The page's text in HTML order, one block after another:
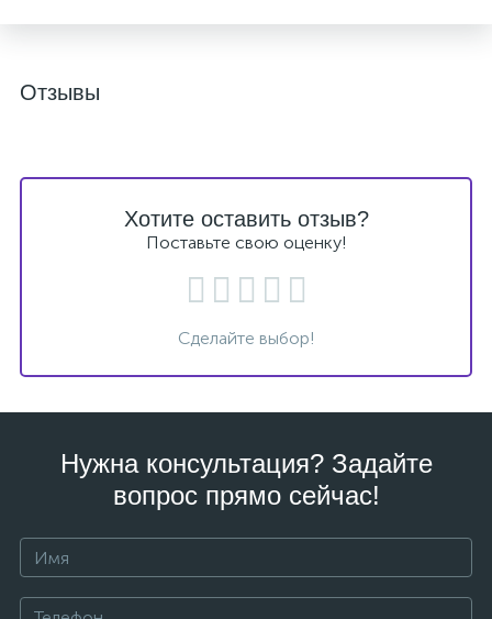
Отзывы
Хотите оставить отзыв?
Поставьте свою оценку!
Сделайте выбор!
Нужна консультация? Задайте
вопрос прямо сейчас!